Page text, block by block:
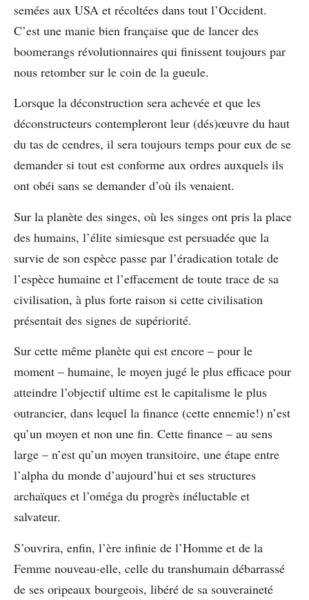
semées aux USA et récoltées dans tout l’Occident.
C’est une manie bien française que de lancer des
boomerangs révolutionnaires qui finissent toujours par
nous retomber sur le coin de la gueule.
Lorsque la déconstruction sera achevée et que les
déconstructeurs contempleront leur (dés)œuvre du haut
du tas de cendres, il sera toujours temps pour eux de se
demander si tout est conforme aux ordres auxquels ils
ont obéi sans se demander d’où ils venaient.
Sur la planète des singes, où les singes ont pris la place
des humains, l’élite simiesque est persuadée que la
survie de son espèce passe par l’éradication totale de
l’espèce humaine et l’effacement de toute trace de sa
civilisation, à plus forte raison si cette civilisation
présentait des signes de supériorité.
Sur cette même planète qui est encore – pour le
moment – humaine, le moyen jugé le plus efficace pour
atteindre l’objectif ultime est le capitalisme le plus
outrancier, dans lequel la finance (cette ennemie!) n’est
qu’un moyen et non une fin. Cette finance – au sens
large – n’est qu’un moyen transitoire, une étape entre
l’alpha du monde d’aujourd’hui et ses structures
archaïques et l’oméga du progrès inéluctable et
salvateur.
S’ouvrira, enfin, l’ère infinie de l’Homme et de la
Femme nouveau-elle, celle du transhumain débarrassé
de ses oripeaux bourgeois, libéré de sa souveraineté